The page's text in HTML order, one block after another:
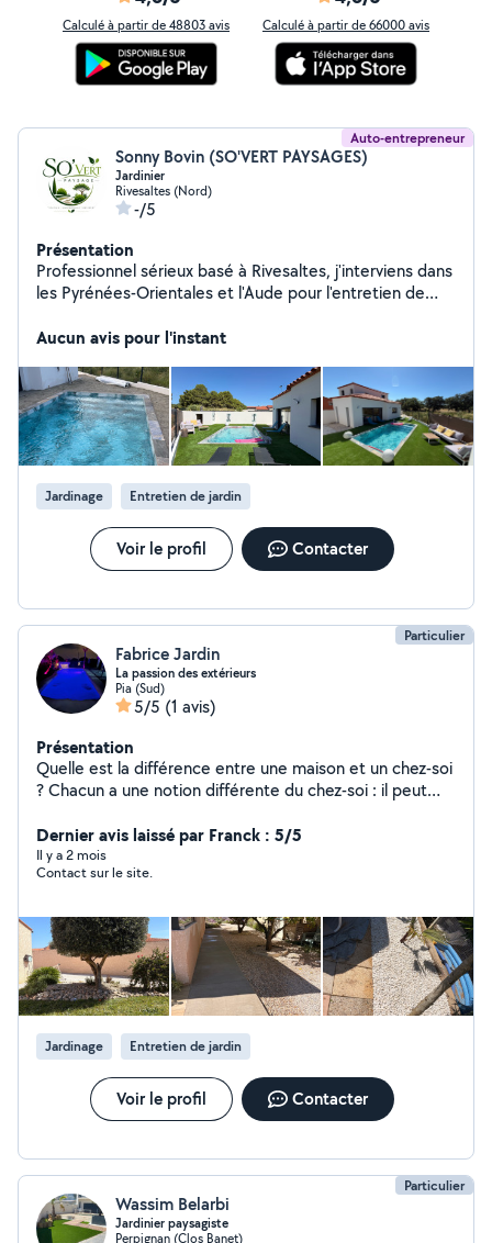
Calculé à partir de 48803 avis Calculé à partir de 66000 avis
Auto-entrepreneur
Sonny Bovin (SO'VERT PAYSAGES)
Jardinier
Rivesaltes (Nord)
-/5
Présentation
Professionnel sérieux basé à Rivesaltes, j'interviens dans
les Pyrénées-Orientales et l'Aude pour l'entretien de
débroussaillage, plantations, nettoyage devis gratuit.
Aucun avis pour l'instant
Jardinage Entretien de jardin
Voir le profil Contacter
Particulier
Fabrice Jardin
La passion des extérieurs
Pia (Sud)
5/5 (1 avis)
Présentation
Quelle est la différence entre une maison et un chez-soi
? Chacun a une notion différente du chez-soi : il peut
bouillonnant d'activité... Vos espaces de vie doivent
refléter votre personnalité, c'est pourquoi ma mission
est de vous offrir une maison à votre image.
Dernier avis laissé par Franck : 5/5
Il y a 2 mois
Contact sur le site.
Jardinage Entretien de jardin
Voir le profil Contacter
Particulier
Wassim Belarbi
Jardinier paysagiste
Perpignan (Clos Banet)